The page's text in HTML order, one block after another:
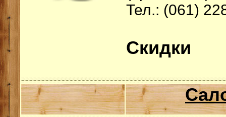
Тел.: (061)
Скидки